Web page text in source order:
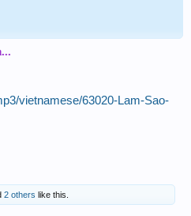
vietnamese/63020-Lam-Sao-
2 others like this.